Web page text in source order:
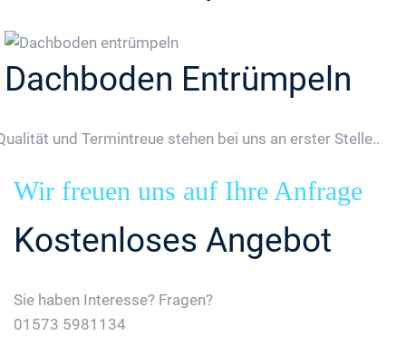
Dachboden Entrümpeln
und Termintreue stehen bei uns an erster Stelle..
Wir freuen uns auf Ihre Anfrage
Kostenloses Angebot
Sie haben Interesse? Fragen?
01573 5981134